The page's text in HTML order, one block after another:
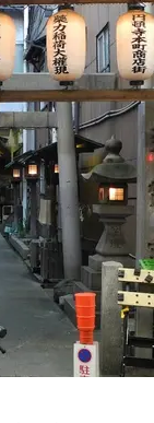
の暗いところ